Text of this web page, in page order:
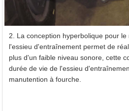
2. La conception hyperbolique pour
l'essieu d'entraînement permet de
plus d'un faible niveau sonore, cette
durée de vie de l'essieu
manutention à fourche.